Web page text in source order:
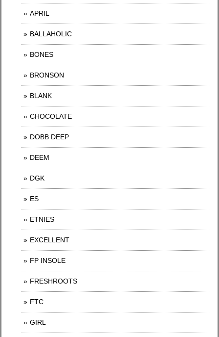
APRIL
BALLAHOLIC
BONES
BRONSON
BLANK
CHOCOLATE
DOBB DEEP
DEEM
DGK
ES
ETNIES
EXCELLENT
FP INSOLE
FRESHROOTS
FTC
GIRL